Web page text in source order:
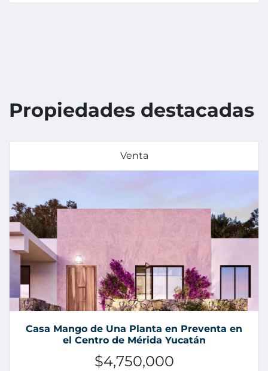
Propiedades destacadas
Venta
Casa Mango de Una Planta en Preventa en
el Centro de Mérida Yucatán
$4,750,000